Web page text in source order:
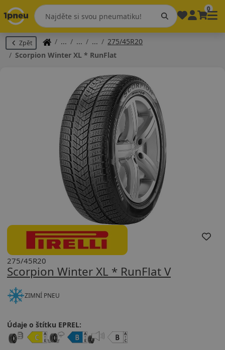
0
Zpět
275/45R20
Scorpion Winter XL * RunFlat
Scorpion Winter XL * RunFlat V
275/45R20
ZIMNÍ PNEU
Údaje o štítku EPREL: